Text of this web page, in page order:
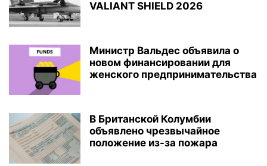
VALIANT SHIELD 2026
Министр Вальдес объявила о
новом финансировании для
женского предпринимательства
В Британской Колумбии
объявлено чрезвычайное
положение из-за пожара